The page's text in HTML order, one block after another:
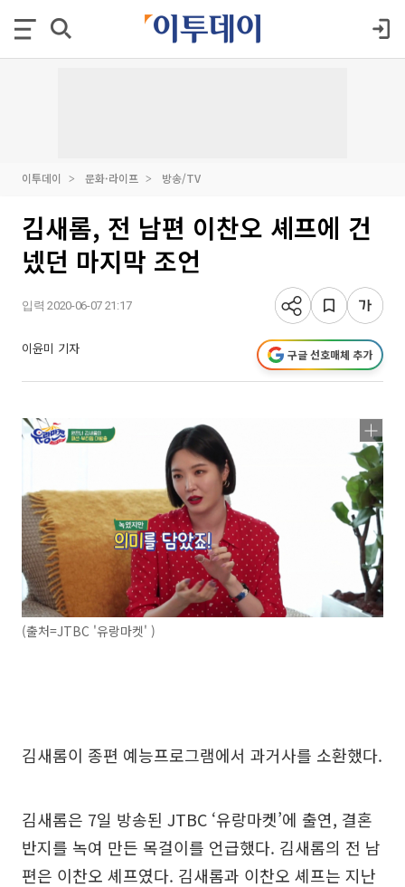
이투데이 문화·라이프 방송/TV
김새롬, 전 남편 이찬오 셰프에 건
넸던 마지막 조언
입력 2020-06-07 21:17
이윤미 기자 구글 선호매체 추가
(출처=JTBC '유랑마켓' )
김새롬이 종편 예능프로그램에서 과거사를 소환했다.
김새롬은 7일 방송된 JTBC ‘유랑마켓’에 출연, 결혼
반지를 녹여 만든 목걸이를 언급했다. 김새롬의 전 남
편은 이찬오 셰프였다. 김새롬과 이찬오 셰프는 지난